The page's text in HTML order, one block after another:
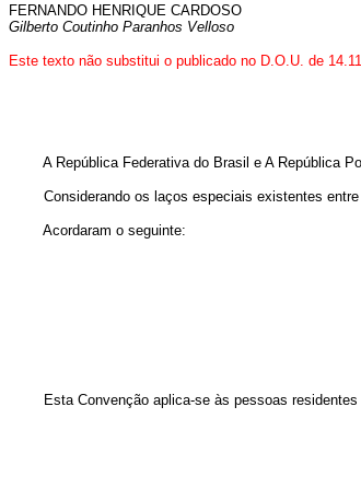
FERNANDO HENRIQUE CARDOSO
Gilberto Coutinho Paranhos Velloso
Este texto não substitui o publicado no D.O.U. de
A República Federativa do Brasil e A República
Considerando os laços especiais existentes entre
Acordaram o seguinte:
Esta Convenção aplica-se às pessoas residentes